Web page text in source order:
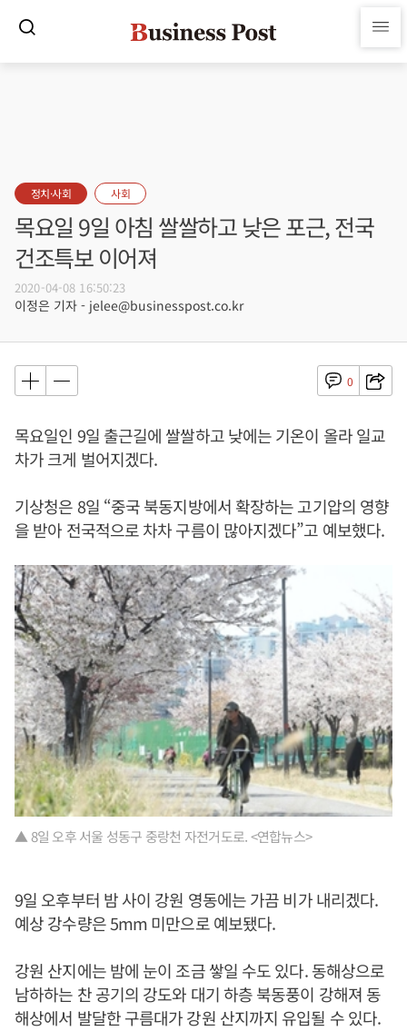
정치·사회 사회
목요일 9일 아침 쌀쌀하고 낮은 포근, 전국
건조특보 이어져
2020-04-08 16:50:23
이정은 기자 - jelee@businesspost.co.kr
0
목요일인 9일 출근길에 쌀쌀하고 낮에는 기온이 올라 일교
차가 크게 벌어지겠다.
기상청은 8일 “중국 북동지방에서 확장하는 고기압의 영향
을 받아 전국적으로 차차 구름이 많아지겠다”고 예보했다.
▲ 8일 오후 서울 성동구 중랑천 자전거도로. <연합뉴스>
9일 오후부터 밤 사이 강원 영동에는 가끔 비가 내리겠다.
예상 강수량은 5mm 미만으로 예보됐다.
강원 산지에는 밤에 눈이 조금 쌓일 수도 있다. 동해상으로
남하하는 찬 공기의 강도와 대기 하층 북동풍이 강해져 동
해상에서 발달한 구름대가 강원 산지까지 유입될 수 있다.